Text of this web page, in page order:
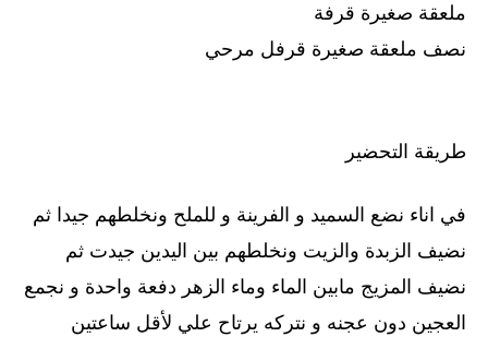
ملعقة صغيرة قرفة
نصف ملعقة صغيرة قرفل مرحي
طريقة التحضير
في اناء نضع السميد و الفرينة و للملح ونخلطهم جيدا ثم
نضيف الزبدة والزيت ونخلطهم بين اليدين جيدت ثم
نضيف المزيج مابين الماء وماء الزهر دفعة واحدة و نجمع
العجين دون عجنه و نتركه يرتاح علي لأقل ساعتين